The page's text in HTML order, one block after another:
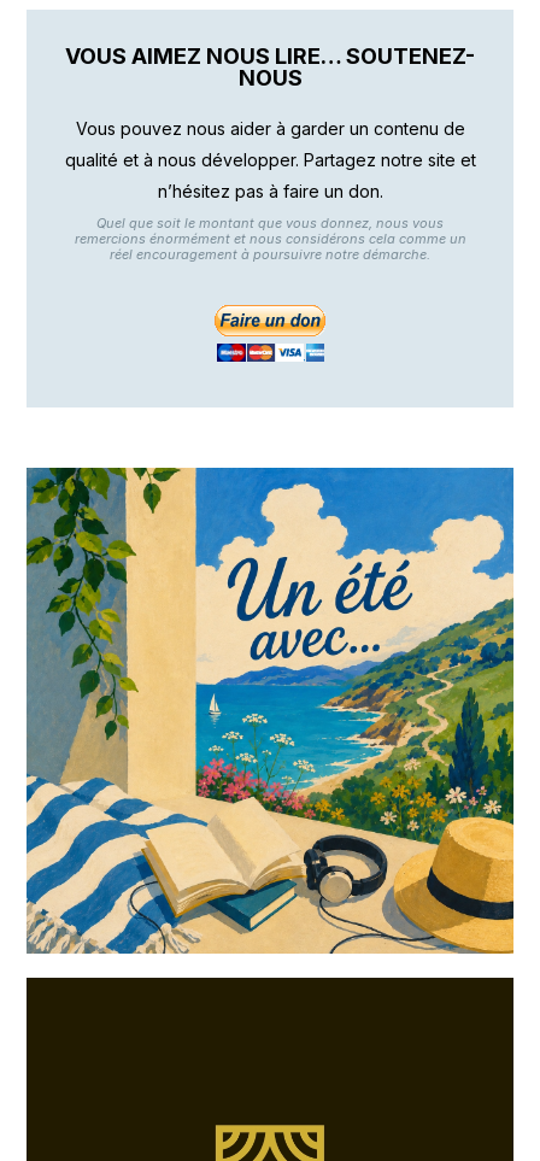
VOUS AIMEZ NOUS LIRE… SOUTENEZ-
NOUS
Vous pouvez nous aider à garder un contenu de
qualité et à nous développer. Partagez notre site et
n’hésitez pas à faire un don.
Quel que soit le montant que vous donnez, nous vous
remercions énormément et nous considérons cela comme un
réel encouragement à poursuivre notre démarche.